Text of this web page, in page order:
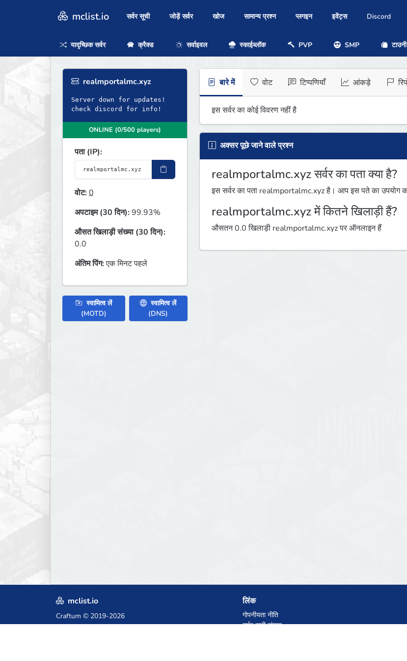
mclist.io सर्वर सूची जोड़ें सर्वर खोज सामान्य प्रश्न प्लगइन इवेंट्स Discord
यादृच्छिक सर्वर क्रैक्ड सर्वाइवल स्काईब्लॉक PVP SMP टाउनी
realmportalmc.xyz
Server down for updates!
check discord for info!
ONLINE (0/500 players)
पता (IP):
वोट:0
अपटाइम (30 दिन):99.93%
औसत खिलाड़ी संख्या (30 दिन):
0.0
अंतिम पिंग:एक मिनट पहले
स्वामित्व लें
(MOTD)
स्वामित्व लें
(DNS)
बारे में वोट टिप्पणियाँ आंकड़े
इस सर्वर का कोई विवरण नहीं है
अक्सर पूछे जाने वाले प्रश्न
realmportalmc.xyz सर्वर का पता क्या है?
इस सर्वर का पता realmportalmc.xyz है। आप इस पते का उपयोग
realmportalmc.xyz में कितने खिलाड़ी हैं?
औसतन 0.0 खिलाड़ी realmportalmc.xyz पर ऑनलाइन हैं
mclist.io
Craftum © 2019-2026
लिंक
गोपनीयता नीति
सर्वर सूची संग्रह